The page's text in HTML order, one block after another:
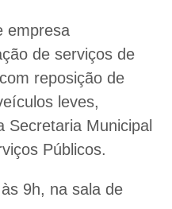
empresa
de serviços de
reposição de
leves,
Secretaria Municipal
Públicos.
9h, na sala de